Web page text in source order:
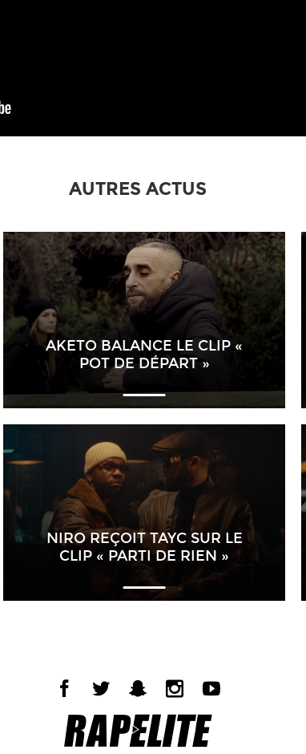
AUTRES ACTUS
AKETO BALANCE LE CLIP «
POT DE DÉPART »
NIRO REÇOIT TAYC SUR LE
CLIP « PARTI DE RIEN »